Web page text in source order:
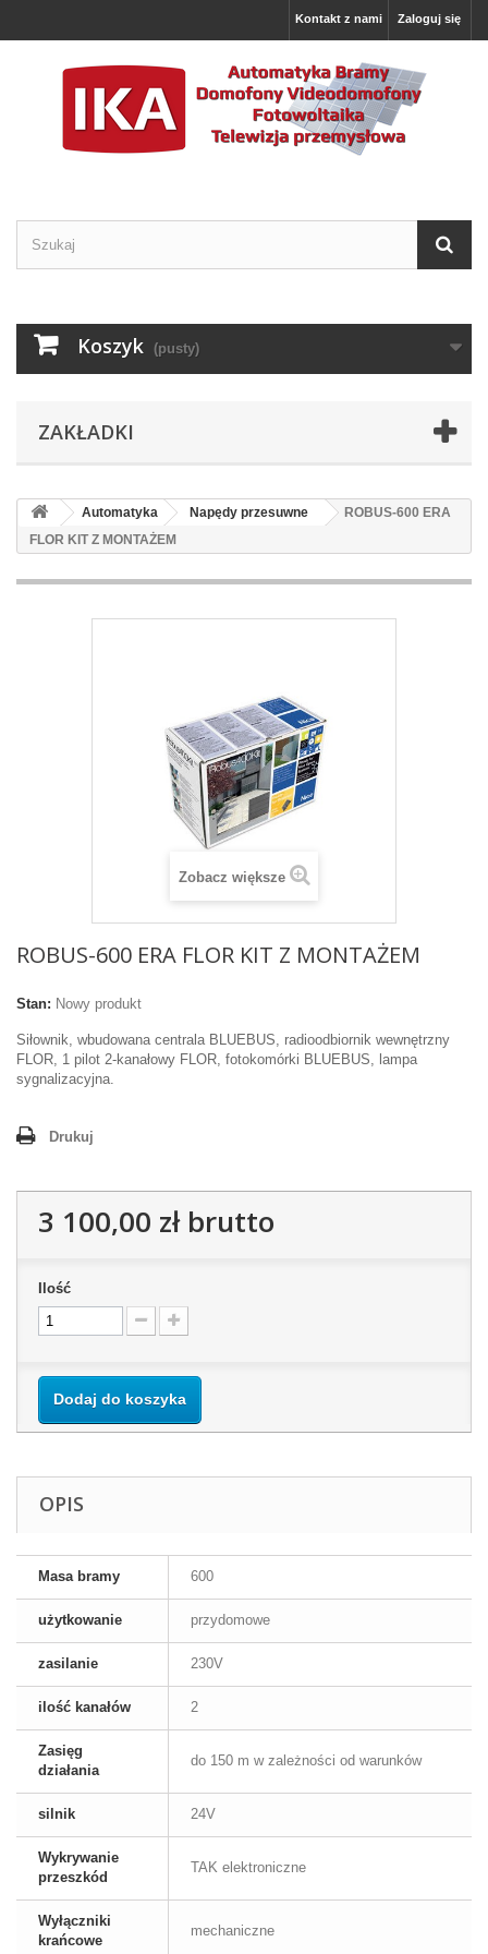
Zaloguj się
Kontakt z nami
Koszyk (pusty)
ZAKŁADKI
Automatyka Napędy przesuwne
ROBUS-600 ERA
FLOR KIT Z MONTAŻEM
Zobacz większe
ROBUS-600 ERA FLOR KIT Z MONTAŻEM
Stan: Nowy produkt
Siłownik, wbudowana centrala BLUEBUS, radioodbiornik wewnętrzny
FLOR, 1 pilot 2-kanałowy FLOR, fotokomórki BLUEBUS, lampa
sygnalizacyjna.
Drukuj
3 100,00 złbrutto
Ilość
Dodaj do koszyka
OPIS
Masa bramy 600
użytkowanie przydomowe
zasilanie 230V
ilość kanałów 2
Zasięg
działania
do 150 m w zależności od warunków
silnik 24V
Wykrywanie
przeszkód
TAK elektroniczne
Wyłączniki
krańcowe
mechaniczne